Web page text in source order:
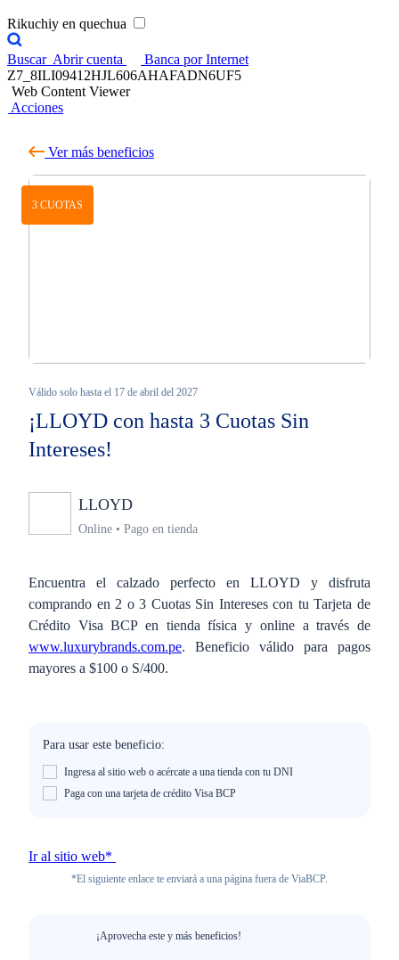
Rikuchiy en quechua
Buscar Abrir cuenta
Banca por Internet
Z7_8ILI09412HJL606AHAFADN6UF5
Web Content Viewer
Acciones
Ver más beneficios
3 CUOTAS
Válido solo hasta el 17 de abril del 2027
¡LLOYD con hasta 3 Cuotas Sin
Intereses!
LLOYD
Online • Pago en tienda
Encuentra el calzado perfecto en LLOYD y disfruta
comprando en 2 o 3 Cuotas Sin Intereses con tu Tarjeta de
Crédito Visa BCP en tienda física y online a través de
www.luxurybrands.com.pe. Beneficio válido para pagos
mayores a $100 o S/400.
Para usar este beneficio:
Ingresa al sitio web o acércate a una tienda con tu DNI
Paga con una tarjeta de crédito Visa BCP
Ir al sitio web*
*El siguiente enlace te enviará a una página fuera de ViaBCP.
¡Aprovecha este y más beneficios!